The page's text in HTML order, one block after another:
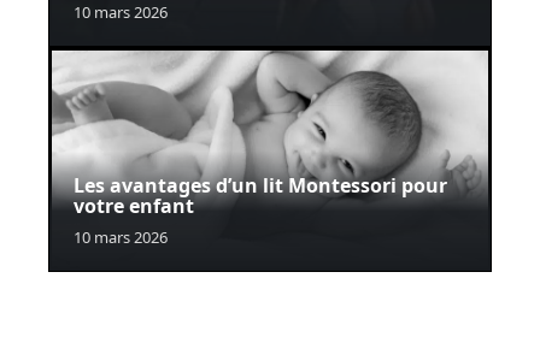
10 mars 2026
Les avantages d’un lit Montessori pour
votre enfant
10 mars 2026